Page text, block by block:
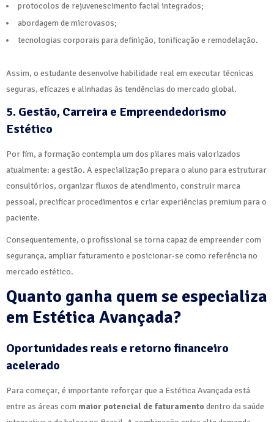
protocolos de rejuvenescimento facial integrados;
abordagem de microvasos;
tecnologias corporais para definição, tonificação e remodelação.
Assim, o estudante desenvolve habilidade real em executar técnicas
seguras, eficazes e alinhadas às tendências do mercado global.
5. Gestão, Carreira e Empreendedorismo
Estético
Por fim, a formação contempla um dos pilares mais valorizados
atualmente: a gestão. A especialização prepara o aluno para estruturar
consultórios, organizar fluxos de atendimento, construir marca
pessoal, precificar procedimentos e criar experiências premium para o
paciente.
Consequentemente, o profissional se torna capaz de empreender com
segurança, ampliar faturamento e posicionar-se como referência no
mercado estético.
Quanto ganha quem se especializa
em Estética Avançada?
Oportunidades reais e retorno financeiro
acelerado
Para começar, é importante reforçar que a Estética Avançada está
entre as áreas com maior potencial de faturamento dentro da saúde